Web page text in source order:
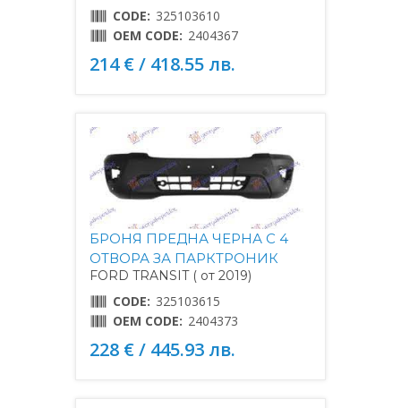
CODE: 325103610
OEM CODE: 2404367
214 € / 418.55 лв.
БРОНЯ ПРЕДНА ЧЕРНА С 4
ОТВОРА ЗА ПАРКТРОНИК
FORD TRANSIT ( от 2019)
CODE: 325103615
OEM CODE: 2404373
228 € / 445.93 лв.